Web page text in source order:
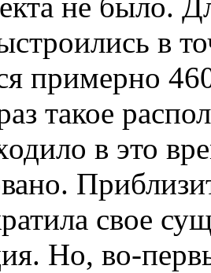
в
примерно
такое
в это
свое
Но, во-